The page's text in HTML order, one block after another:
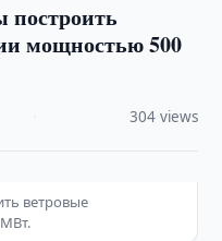
построить
мощностью 500
304 views
ветровые